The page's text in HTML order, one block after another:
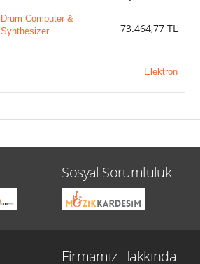
Drum Computer &
Synthesizer
73.464,77 TL
Elektron
Sosyal Sorumluluk
Firmamız Hakkında